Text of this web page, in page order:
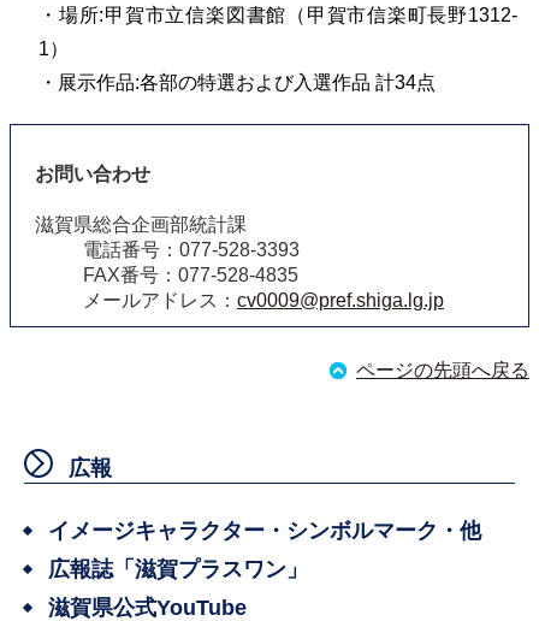
・場所:甲賀市立信楽図書館（甲賀市信楽町長野1312-
1）
・展示作品:各部の特選および入選作品 計34点
お問い合わせ
滋賀県総合企画部統計課
電話番号：077-528-3393
FAX番号：077-528-4835
メールアドレス： cv0009@pref.shiga.lg.jp
ページの先頭へ戻る
広報
イメージキャラクター・シンボルマーク・他
広報誌「滋賀プラスワン」
滋賀県公式YouTube